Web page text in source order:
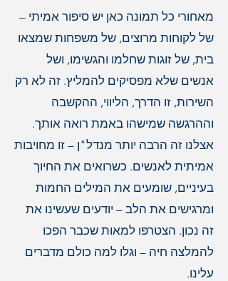
מאחורי כל תמונה כאן יש סיפור אמיתי –
של לקוחות מרוצים, של משפחות שמצאו
בית, של זוגות שחלמו והגשימו, ושל
אנשים שלא מפסיקים להמליץ. זה לא רק
השירות, זו הדרך, הליווי, ההקשבה
וההרגשה שמישהו באמת רואה אותך.
אצלנו זה הרבה יותר מנדל"ן – זו מחויבות
אמיתית לאנשים. כשרואים את החיוך
בעיניים, שומעים את המילים החמות
ומרגישים את הלב – יודעים שעשינו את
זה נכון. הצטרפו למאות שכבר הפכו
להמלצה חיה – וגלו למה כולם מדברים
עלינו.